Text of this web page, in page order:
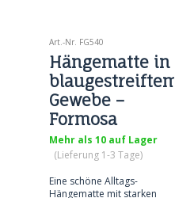
Art.-Nr. FG540
Hängematte in
blaugestreiftem
Gewebe –
Formosa
Grande FG540
Mehr als 10 auf Lager
(Lieferung 1-3 Tage)
Eine schöne Alltags-
Hängematte mit starken